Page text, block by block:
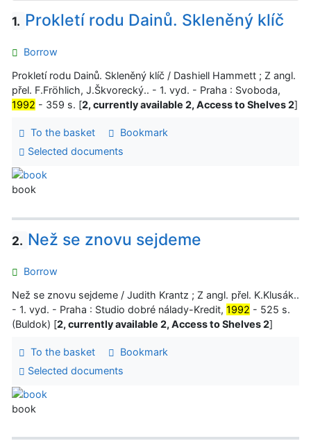
1. Prokletí rodu Dainů. Skleněný klíč
Borrow
Prokletí rodu Dainů. Skleněný klíč / Dashiell Hammett ; Z angl.
přel. F.Fröhlich, J.Škvorecký.. - 1. vyd. - Praha : Svoboda,
1992 - 359 s. [2, currently available 2, Access to Shelves 2]
To the basket
Bookmark
Selected documents
book
2. Než se znovu sejdeme
Borrow
Než se znovu sejdeme / Judith Krantz ; Z angl. přel. K.Klusák..
- 1. vyd. - Praha : Studio dobré nálady-Kredit, 1992 - 525 s.
(Buldok) [2, currently available 2, Access to Shelves 2]
To the basket
Bookmark
Selected documents
book